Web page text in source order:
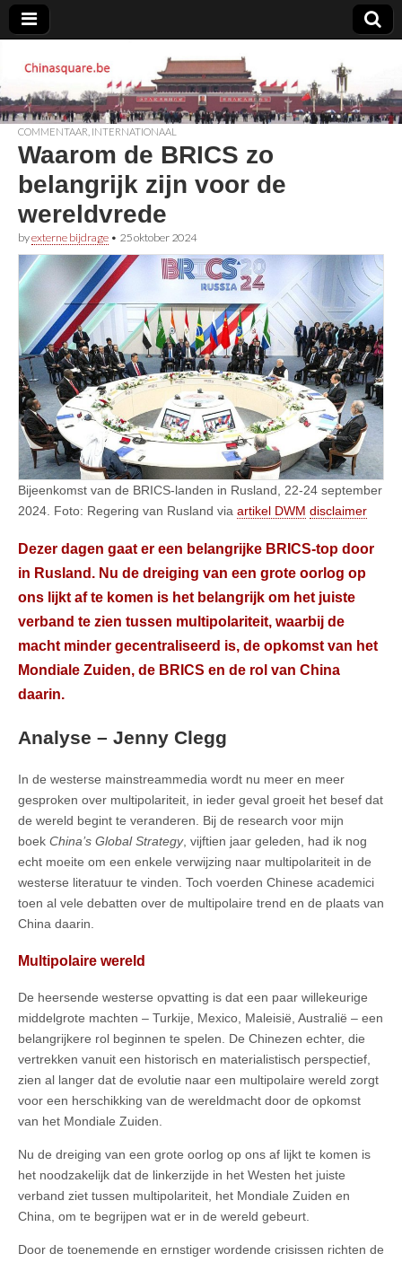
Chinasquare.be
COMMENTAAR INTERNATIONAAL
Waarom de BRICS zo
belangrijk zijn voor de
wereldvrede
byexterne bijdrage • 25 oktober 2024
Bijeenkomst van de BRICS-landen in Rusland, 22-24 september
2024. Foto: Regering van Rusland via artikel DWM disclaimer
Dezer dagen gaat er een belangrijke BRICS-top door
in Rusland. Nu de dreiging van een grote oorlog op
ons lijkt af te komen is het belangrijk om het juiste
verband te zien tussen multipolariteit, waarbij de
macht minder gecentraliseerd is, de opkomst van het
Mondiale Zuiden, de BRICS en de rol van China
daarin.
Analyse – Jenny Clegg
In de westerse mainstreammedia wordt nu meer en meer
gesproken over multipolariteit, in ieder geval groeit het besef dat
de wereld begint te veranderen. Bij de research voor mijn
boek China’s Global Strategy, vijftien jaar geleden, had ik nog
echt moeite om een enkele verwijzing naar multipolariteit in de
westerse literatuur te vinden. Toch voerden Chinese academici
toen al vele debatten over de multipolaire trend en de plaats van
China daarin.
Multipolaire wereld
De heersende westerse opvatting is dat een paar willekeurige
middelgrote machten – Turkije, Mexico, Maleisië, Australië – een
belangrijkere rol beginnen te spelen. De Chinezen echter, die
vertrekken vanuit een historisch en materialistisch perspectief,
zien al langer dat de evolutie naar een multipolaire wereld zorgt
voor een herschikking van de wereldmacht door de opkomst
van het Mondiale Zuiden.
Nu de dreiging van een grote oorlog op ons af lijkt te komen is
het noodzakelijk dat de linkerzijde in het Westen het juiste
verband ziet tussen multipolariteit, het Mondiale Zuiden en
China, om te begrijpen wat er in de wereld gebeurt.
Door de toenemende en ernstiger wordende crisissen richten de